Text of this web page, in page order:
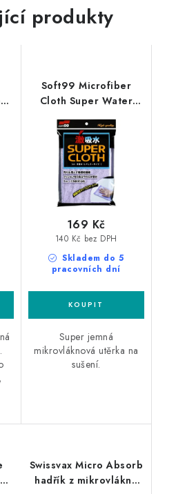
produkty
Soft99 Microfiber
Cloth Super Water
Absorbent Regular
Size 50x30cm sušící
utěrka
Skladem do 5
pracovních dní
140 Kč bez DPH
169 Kč
Super jemná
mikrovláknová utěrka na
sušení.
Swissvax Micro Absorb
hadřík z mikrovlákna